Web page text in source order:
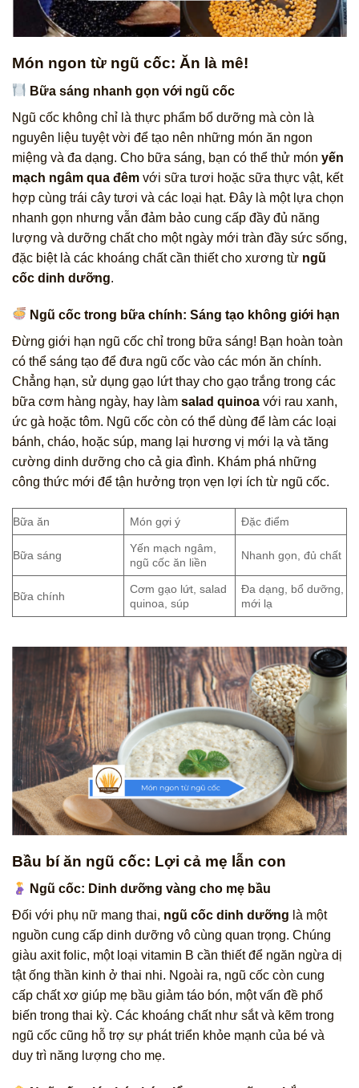
Món ngon từ ngũ cốc: Ăn là mê!
Bữa sáng nhanh gọn với ngũ cốc
Ngũ cốc không chỉ là thực phẩm bổ dưỡng mà còn là
nguyên liệu tuyệt vời để tạo nên những món ăn ngon
miệng và đa dạng. Cho bữa sáng, bạn có thể thử món yến
mạch ngâm qua đêm với sữa tươi hoặc sữa thực vật, kết
hợp cùng trái cây tươi và các loại hạt. Đây là một lựa chọn
nhanh gọn nhưng vẫn đảm bảo cung cấp đầy đủ năng
lượng và dưỡng chất cho một ngày mới tràn đầy sức sống,
đặc biệt là các khoáng chất cần thiết cho xương từ ngũ
cốc dinh dưỡng.
Ngũ cốc trong bữa chính: Sáng tạo không giới hạn
Đừng giới hạn ngũ cốc chỉ trong bữa sáng! Bạn hoàn toàn
có thể sáng tạo để đưa ngũ cốc vào các món ăn chính.
Chẳng hạn, sử dụng gạo lứt thay cho gạo trắng trong các
bữa cơm hàng ngày, hay làm salad quinoa với rau xanh,
ức gà hoặc tôm. Ngũ cốc còn có thể dùng để làm các loại
bánh, cháo, hoặc súp, mang lại hương vị mới lạ và tăng
cường dinh dưỡng cho cả gia đình. Khám phá những
công thức mới để tận hưởng trọn vẹn lợi ích từ ngũ cốc.
Bữa ăn Món gợi ý Đặc điểm
Bữa sáng
Yến mạch ngâm,
ngũ cốc ăn liền
Nhanh gọn, đủ chất
Bữa chính
Cơm gạo lứt, salad
quinoa, súp
Đa dạng, bổ dưỡng,
mới lạ
Bầu bí ăn ngũ cốc: Lợi cả mẹ lẫn con
Ngũ cốc: Dinh dưỡng vàng cho mẹ bầu
Đối với phụ nữ mang thai, ngũ cốc dinh dưỡng là một
nguồn cung cấp dinh dưỡng vô cùng quan trọng. Chúng
giàu axit folic, một loại vitamin B cần thiết để ngăn ngừa dị
tật ống thần kinh ở thai nhi. Ngoài ra, ngũ cốc còn cung
cấp chất xơ giúp mẹ bầu giảm táo bón, một vấn đề phổ
biến trong thai kỳ. Các khoáng chất như sắt và kẽm trong
ngũ cốc cũng hỗ trợ sự phát triển khỏe mạnh của bé và
duy trì năng lượng cho mẹ.